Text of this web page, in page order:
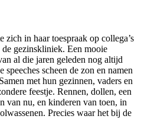
in haar toespraak op collega’s
gezinskliniek. Een mooie
al die jaren geleden nog altijd
scheen de zon en namen
met hun gezinnen, vaders en
feestje. Rennen, dollen, een
van nu, en kinderen van toen, in
Precies waar het bij de